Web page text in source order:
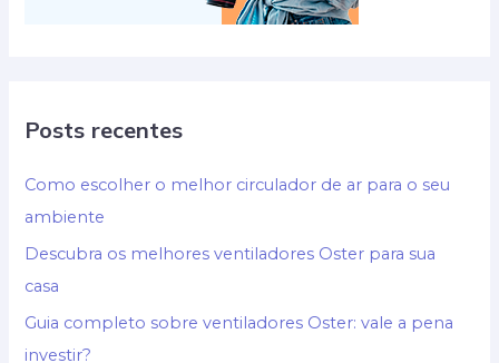
Posts recentes
Como escolher o melhor circulador de ar para o seu
ambiente
Descubra os melhores ventiladores Oster para sua
casa
Guia completo sobre ventiladores Oster: vale a pena
investir?